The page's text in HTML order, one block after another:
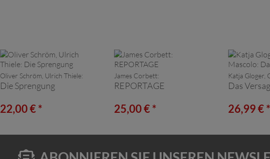
Oliver Schröm, Ulrich Thiele:
Die Sprengung
22,00 € *
James Corbett:
REPORTAGE
25,00 € *
Katja Gloger,
Das
26,99 € *